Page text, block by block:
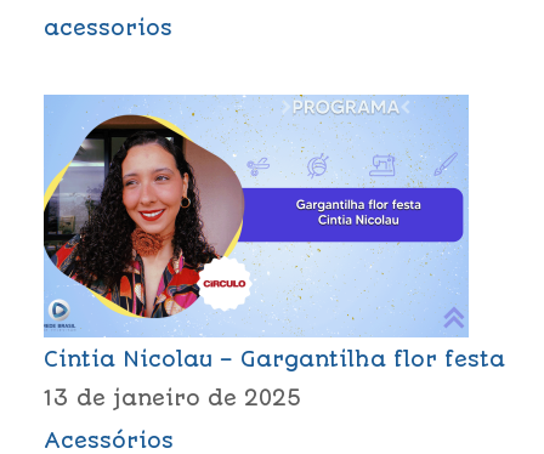
acessorios
Cintia Nicolau – Gargantilha flor festa
13 de janeiro de 2025
Acessórios